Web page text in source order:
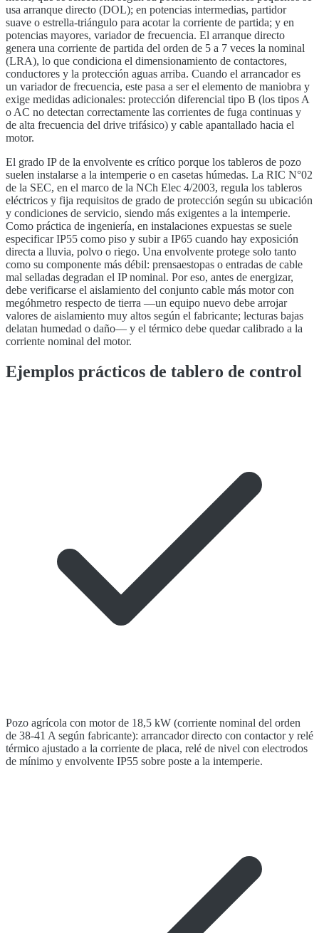
usa arranque directo (DOL); en potencias intermedias, partidor
suave o estrella-triángulo para acotar la corriente de partida; y en
potencias mayores, variador de frecuencia. El arranque directo
genera una corriente de partida del orden de 5 a 7 veces la nominal
(LRA), lo que condiciona el dimensionamiento de contactores,
conductores y la protección aguas arriba. Cuando el arrancador es
un variador de frecuencia, este pasa a ser el elemento de maniobra y
exige medidas adicionales: protección diferencial tipo B (los tipos A
o AC no detectan correctamente las corrientes de fuga continuas y
de alta frecuencia del drive trifásico) y cable apantallado hacia el
motor.
El grado IP de la envolvente es crítico porque los tableros de pozo
suelen instalarse a la intemperie o en casetas húmedas. La RIC N°02
de la SEC, en el marco de la NCh Elec 4/2003, regula los tableros
eléctricos y fija requisitos de grado de protección según su ubicación
y condiciones de servicio, siendo más exigentes a la intemperie.
Como práctica de ingeniería, en instalaciones expuestas se suele
especificar IP55 como piso y subir a IP65 cuando hay exposición
directa a lluvia, polvo o riego. Una envolvente protege solo tanto
como su componente más débil: prensaestopas o entradas de cable
mal selladas degradan el IP nominal. Por eso, antes de energizar,
debe verificarse el aislamiento del conjunto cable más motor con
megóhmetro respecto de tierra —un equipo nuevo debe arrojar
valores de aislamiento muy altos según el fabricante; lecturas bajas
delatan humedad o daño— y el térmico debe quedar calibrado a la
corriente nominal del motor.
Ejemplos prácticos de tablero de control
Pozo agrícola con motor de 18,5 kW (corriente nominal del orden
de 38-41 A según fabricante): arrancador directo con contactor y relé
térmico ajustado a la corriente de placa, relé de nivel con electrodos
de mínimo y envolvente IP55 sobre poste a la intemperie.